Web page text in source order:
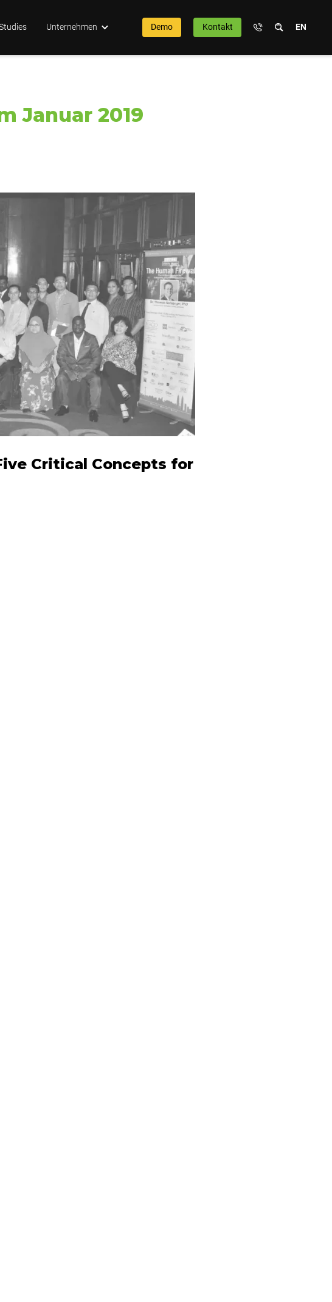
Unternehmen Demo Kontakt EN
Januar 2019
Critical Concepts for